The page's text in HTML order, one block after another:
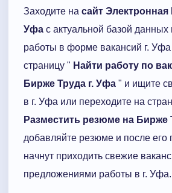
Заходите на сайт Электронная
Уфа с актуальной базой
работы в форме вакансий г.
страницу " Найти работу по
Бирже Труда г. Уфа " и ищите
в г. Уфа или переходите на
Разместить резюме на Бирже
добавляйте резюме и после его
начнут приходить свежие
предложениями работы в г. Уфа.